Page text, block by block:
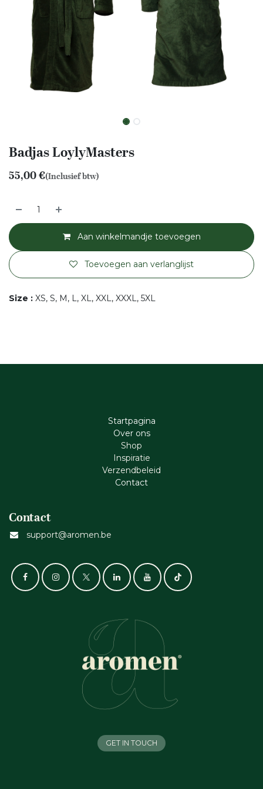
Badjas LoylyMasters
55,00€(Inclusief btw)
Aan winkelmandje toevoegen
Toevoegen aan verlanglijst
Size : XS, S, M, L, XL, XXL, XXXL, 5XL
Startpagina
Ove​r​ ons
Shop
Inspiratie
Verzendbeleid
Cont​act
Contact
support@aromen.be
GET IN TOUCH